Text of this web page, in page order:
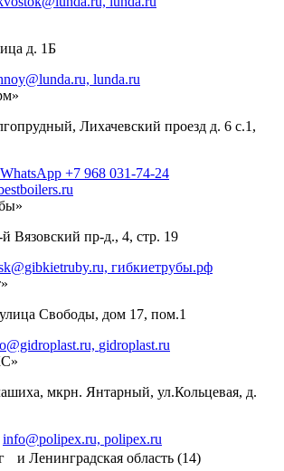
д. 1Б
lunda.ru
Лихачевский проезд д. 6 с.1,
+7 968 031-74-24
Вязовский пр-д., 4, стр. 19
гибкиетрубы.рф
Свободы, дом 17, пом.1
gidroplast.ru
мкрн. Янтарный, ул.Кольцевая, д.
info@polipex.ru, polipex.ru
и Ленинградская область (14)